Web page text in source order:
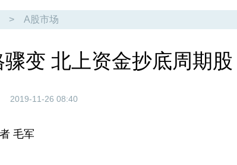
> A股市场
变 北上资金抄底周期股
2019-11-26 08:40
毛军